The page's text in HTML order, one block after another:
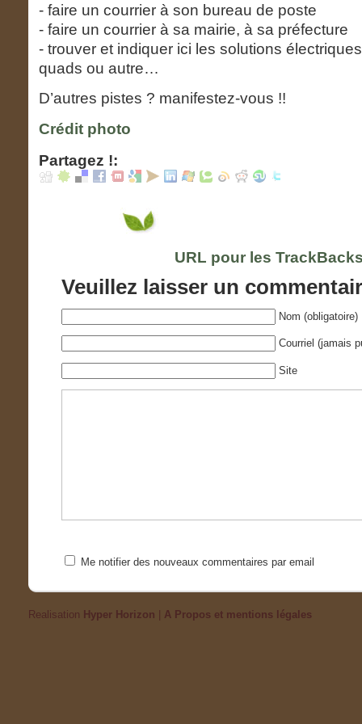
- faire un courrier à son bureau de poste
- faire un courrier à sa mairie, à sa préfecture
- trouver et indiquer ici les solutions
quads ou autre…
D’autres pistes ? manifestez-vous !!
Crédit photo
Partagez !:
URL pour les
Veuillez laisser un
Nom (obligatoire)
Courriel (jamais
Site
Me notifier des nouveaux commentaires par email
Realisation Hyper Horizon A Propos et mentions légales